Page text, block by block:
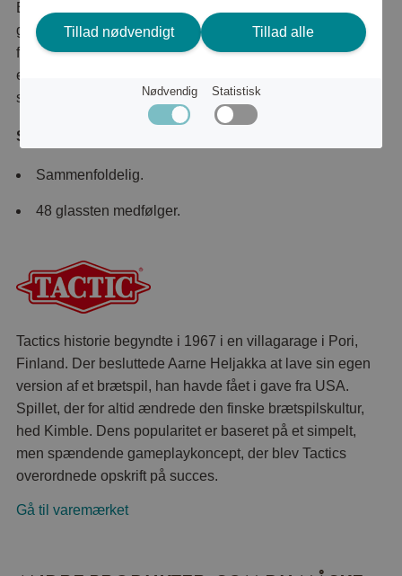
En spilklassiker, hvor de højkvalitets og holdbare dele
garanterer flere udfordrende spilleøjeblikke for hele
familien. Tavlen er lavet af træ med 48 glassten. Kommer i
en metalkasse, der forhindrer brættet i at åbne sig og
stenene falder ud.
Specifikationer:
Sammenfoldelig.
48 glassten medfølger.
Tactics historie begyndte i 1967 i en villagarage i Pori,
Finland. Der besluttede Aarne Heljakka at lave sin egen
version af et brætspil, han havde fået i gave fra USA.
Spillet, der for altid ændrede den finske brætspilskultur,
hed Kimble. Dens popularitet er baseret på et simpelt,
men spændende gameplaykoncept, der blev Tactics
overordnede opskrift på succes.
Gå til varemærket
Tillad nødvendigt Tillad alle
Nødvendig Statistisk